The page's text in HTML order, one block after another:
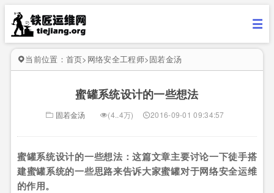
当前位置： 首页> 网络安全工程师>固若金汤
蜜罐系统设计的一些想法
固若金汤 (4..4万) 2016-09-01 09:34:57
蜜罐系统设计的一些想法：这篇文章主要讨论一下徒手搭
建蜜罐系统的一些思路来告诉大家蜜罐对于网络安全运维
的作用。